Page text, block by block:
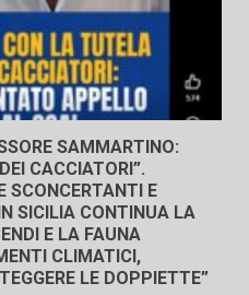
SAMMARTINO:
CACCIATORI”.
SCONCERTANTI E
SICILIA CONTINUA LA
E LA FAUNA
CLIMATICI,
LE DOPPIETTE”